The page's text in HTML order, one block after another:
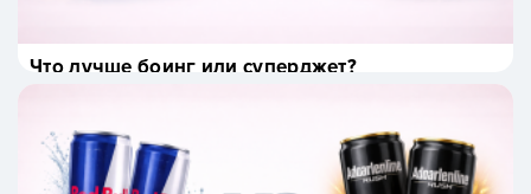
Что лучше боинг или суперджет?